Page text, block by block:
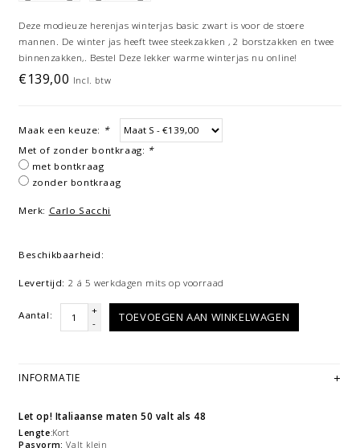
Deze modieuze herenjas winterjas basic zwart is voor de stoere
mannen. De winter jas heeft twee steekzakken , 2 borstzakken en twee
binnenzakken,. Bestel Deze lekker warme winterjas nu online!
€139,00 Incl. btw
Maak een keuze: *
Met of zonder bontkraag: *
met bontkraag
zonder bontkraag
Merk: Carlo Sacchi
Beschikbaarheid:
Levertijd: 2 á 5 werkdagen mits op voorraad
Aantal:
+
-
TOEVOEGEN AAN WINKELWAGEN
INFORMATIE
Let op! Italiaanse maten 50 valt als 48
Lengte:Kort
Pasvorm: Valt klein